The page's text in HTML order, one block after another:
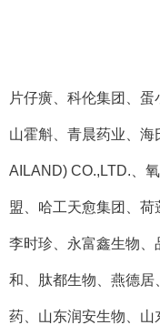
片仔癀、科伦集团、
山霍斛、青晨药业、海
AILAND) CO.,LTD. 、
盟、哈工天愈集团、
李时珍、永富鑫生物、
和、肽都生物、燕德
药、山东润安生物、